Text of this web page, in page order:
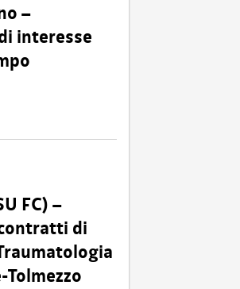
–
interesse
FC) –
di